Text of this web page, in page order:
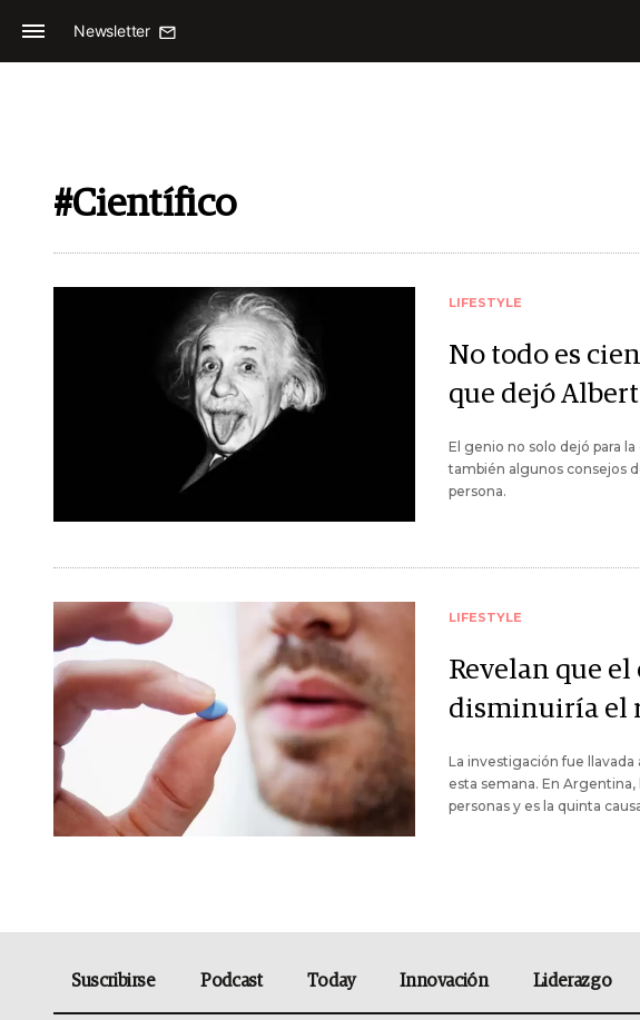
Newsletter
#Científico
LIFESTYLE
No todo es
que dejó
El genio no solo dejó para
también algunos consejos
persona.
LIFESTYLE
Revelan que
disminuiría el
La investigación fue llavada
esta semana. En
personas y es la quinta
Suscribirse Podcast Today Innovación Liderazgo